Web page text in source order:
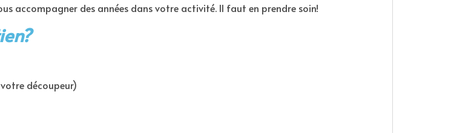
accompagner des années dans votre activité. Il faut en prendre soin!
?
découpeur)